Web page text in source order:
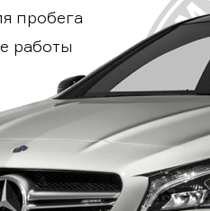
пробега
работы